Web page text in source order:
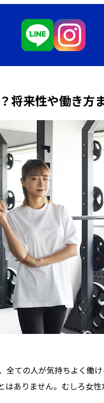
将来性や働き方
ての人が気持ちよく働
はありません。むしろ女